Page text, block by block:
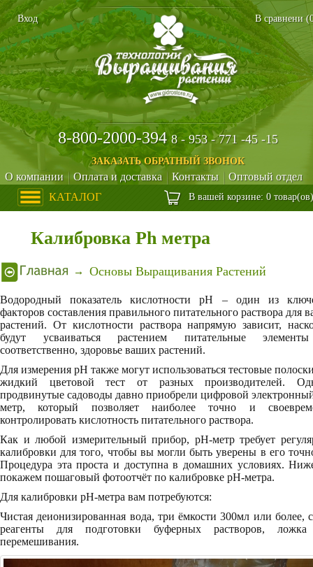
КАТАЛОГ В вашей корзине: 0 товар(ов)
8-800-2000-3948 - 953 - 771 -45 -15
ЗАКАЗАТЬ ОБРАТНЫЙ ЗВОНОК
О компании Оплата и доставка Контакты Оптовый отдел
В сравнени (
Вход
Калибровка Ph метра
Основы Выращивания Растений
Водородный показатель кислотности pH – один из
факторов составления правильного питательного раствора для
растений. От кислотности раствора напрямую зависит,
будут усваиваться растением питательные
соответственно, здоровье ваших растений.
Для измерения pH также могут использоваться тестовые
жидкий цветовой тест от разных производителей.
продвинутые садоводы давно приобрели цифровой
метр, который позволяет наиболее точно и
контролировать кислотность питательного раствора.
Как и любой измерительный прибор, pH-метр требует
калибровки для того, чтобы вы могли быть уверены в его
Процедура эта проста и доступна в домашних условиях.
покажем пошаговый фотоотчёт по калибровке pH-метра.
Для калибровки pH-метра вам потребуются:
Чистая деионизированная вода, три ёмкости 300мл или более,
реагенты для подготовки буферных растворов,
перемешивания.